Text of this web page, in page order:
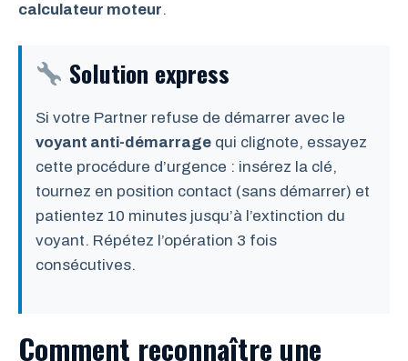
calculateur moteur.
Solution express
Si votre Partner refuse de démarrer avec le
voyant anti-démarrage qui clignote, essayez
cette procédure d’urgence : insérez la clé,
tournez en position contact (sans démarrer) et
patientez 10 minutes jusqu’à l’extinction du
voyant. Répétez l’opération 3 fois
consécutives.
Comment reconnaître une